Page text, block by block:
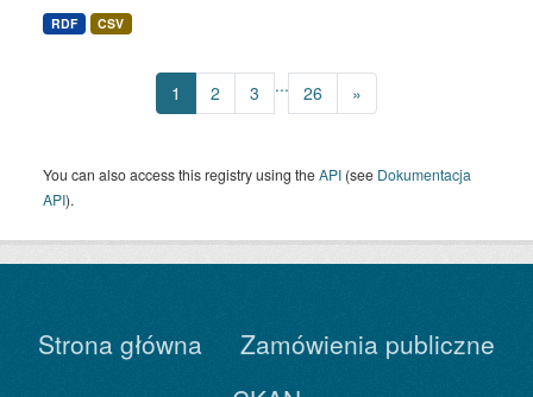
RDF CSV
1 2 3 ... 26 »
You can also access this registry using theAPI (see Dokumentacja
API).
Strona główna
Zamówienia publiczne